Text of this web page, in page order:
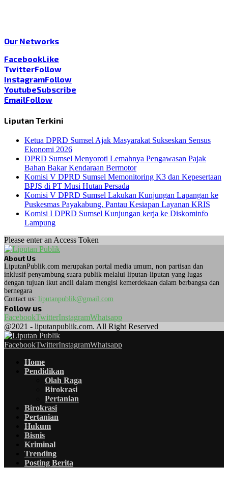
Our Networks
FacebookLike
TwitterFollow
InstagramFollow
YoutubeSubscribe
EmailFollow
Liputan Terkini
Ketua DPRD Sumsel Ajak Masyarakat Sukseskan Sensus
Ekonomi 2026
DPRD Sumsel Menyoroti Lemahnya Pengawasan Pajak
Bahan Bakar Kendaraan Bermotor
Komisi V DPRD Sumsel Memonitoring K3 dan Kepesertaan
BPJS di PT Musi Hutan Persada
Komisi V DPRD Sumsel Lakukan Kunjungan Lapangan ke
Puskesmas Payakabung, Pantau Kesiapan Layanan KRIS
Komisi I DPRD Sumsel Kunjungan kerja ke Diskominfo
Lampung
Please enter an Access Token
About Us
LiputanPublik.com merupakan portal media umum, non partisan dan
inklusif penyambung suara publik melalui liputan-liputan yang lugas
dengan tujuan ikut andil dalam mengisi kemerdekaan dalam berbangsa dan
bernegara
Contact us: liputanpublik@gmail.com
Follow us
FacebookTwitterInstagramWhatsapp
@2021 - liputanpublik.com. All Right Reserved
FacebookTwitterInstagramWhatsapp
Home
Pendidikan
Olah Raga
Birokrasi
Pertanian
Birokrasi
Pertanian
Hukum
Bisnis
Kriminal
Trending
Posting Berita